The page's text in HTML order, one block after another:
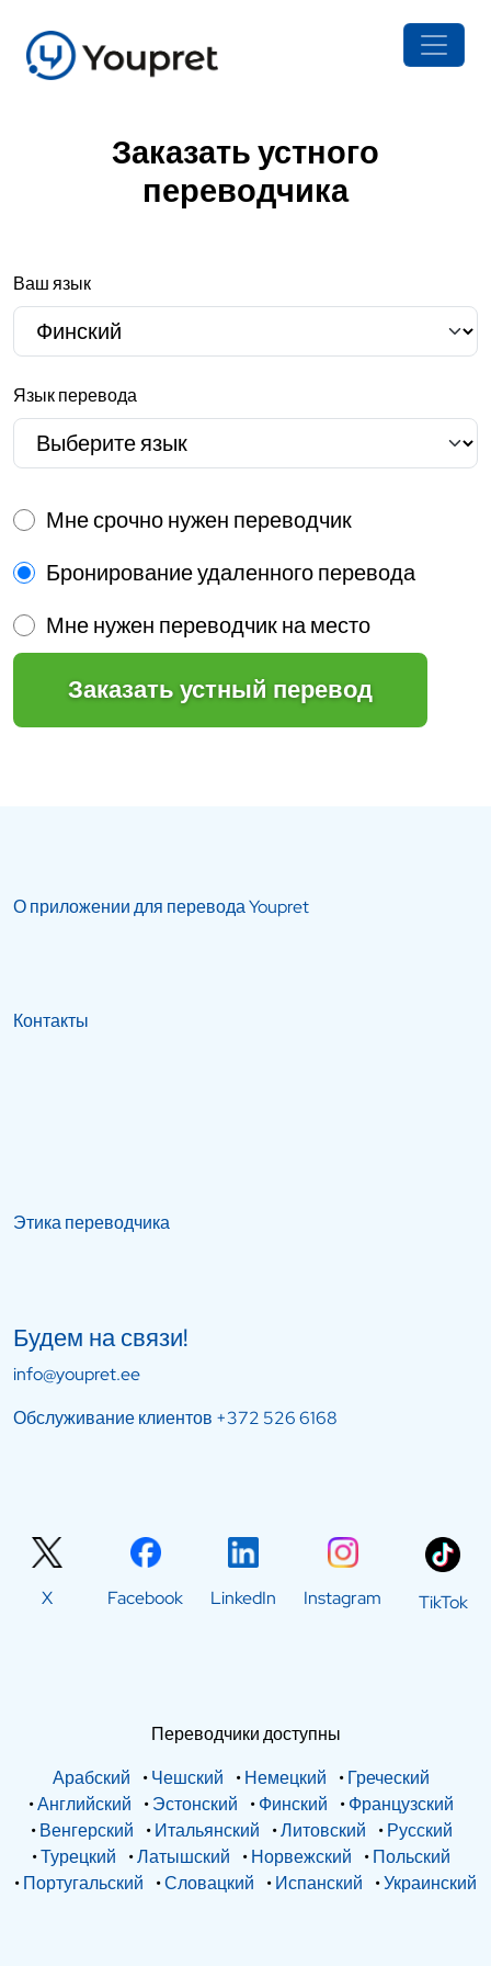
Заказать устного
переводчика
Ваш язык
Язык перевода
Мне срочно нужен переводчик
Бронирование удаленного перевода
Мне нужен переводчик на место
Заказать устный перевод
О приложении для перевода Youpret
Контакты
Этика переводчика
Будем на связи!
info@youpret.ee
Обслуживание клиентов +372 526 6168
X Facebook LinkedIn Instagram TikTok
Переводчики доступны
Арабский
•Чешский •Немецкий •Греческий
•Английский •Эстонский •Финский •Французский
•Венгерский •Итальянский •Литовский •Русский
•Турецкий •Латышский •Норвежский •Польский
•Португальский •Словацкий •Испанский •Украинский